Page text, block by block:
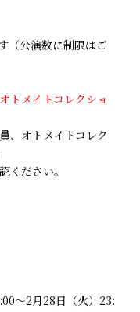
（公演数に制限はご
トメイトコレクショ
、オトメイトコレク
ください。
～2月28日（火）23: